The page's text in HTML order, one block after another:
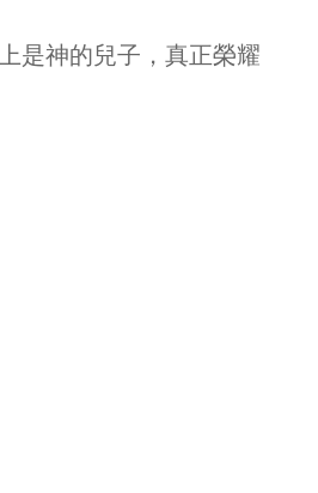
是神的兒子，真正榮耀